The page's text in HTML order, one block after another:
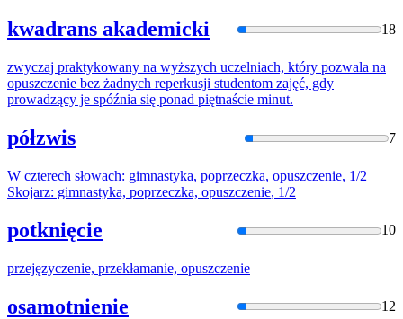
kwadrans akademicki 18
zwyczaj praktykowany na wyższych uczelniach, który pozwala na
opuszczenie bez żadnych reperkusji studentom zajęć, gdy
prowadzący je spóźnia się ponad piętnaście minut.
półzwis 7
W czterech słowach: gimnastyka, poprzeczka, opuszczenie, 1/2
Skojarz: gimnastyka, poprzeczka, opuszczenie, 1/2
potknięcie 10
przejęzyczenie, przekłamanie, opuszczenie
osamotnienie 12